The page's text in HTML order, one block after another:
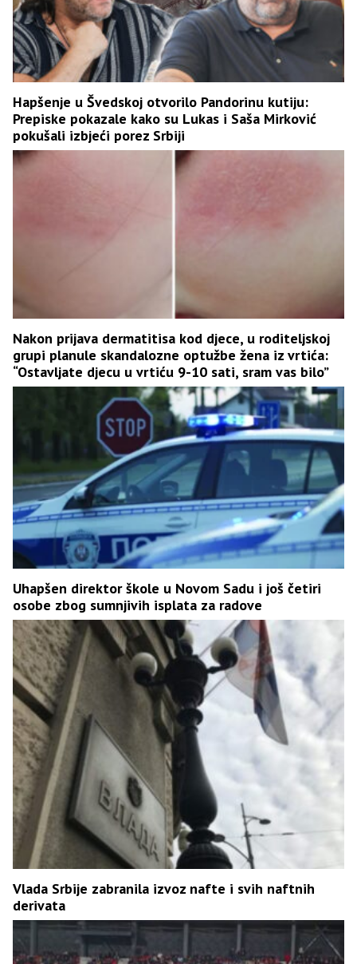
Hapšenje u Švedskoj otvorilo Pandorinu kutiju:
Prepiske pokazale kako su Lukas i Saša Mirković
pokušali izbjeći porez Srbiji
Nakon prijava dermatitisa kod djece, u roditeljskoj
grupi planule skandalozne optužbe žena iz vrtića:
“Ostavljate djecu u vrtiću 9-10 sati, sram vas bilo”
Uhapšen direktor škole u Novom Sadu i još četiri
osobe zbog sumnjivih isplata za radove
Vlada Srbije zabranila izvoz nafte i svih naftnih
derivata